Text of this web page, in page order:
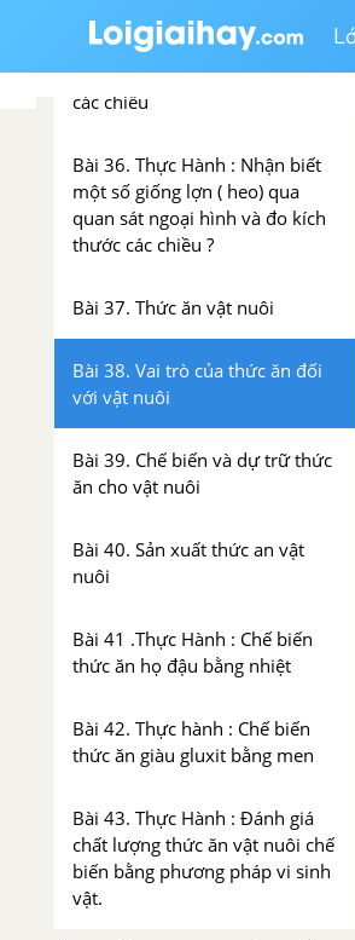
Bài 35. Thực Hành : Nhận biết
và chọn một số giống gà quan
sát ngoại hình và đo kích thước
các chiều
Bài 36. Thực Hành : Nhận biết
một số giống lợn ( heo) qua
quan sát ngoại hình và đo kích
thước các chiều ?
Bài 37. Thức ăn vật nuôi
Bài 38. Vai trò của thức ăn đối
với vật nuôi
Bài 39. Chế biến và dự trữ thức
ăn cho vật nuôi
Bài 40. Sản xuất thức an vật
nuôi
Bài 41 .Thực Hành : Chế biến
thức ăn họ đậu bằng nhiệt
Bài 42. Thực hành : Chế biến
thức ăn giàu gluxit bằng men
Bài 43. Thực Hành : Đánh giá
chất lượng thức ăn vật nuôi chế
biến bằng phương pháp vi sinh
vật.